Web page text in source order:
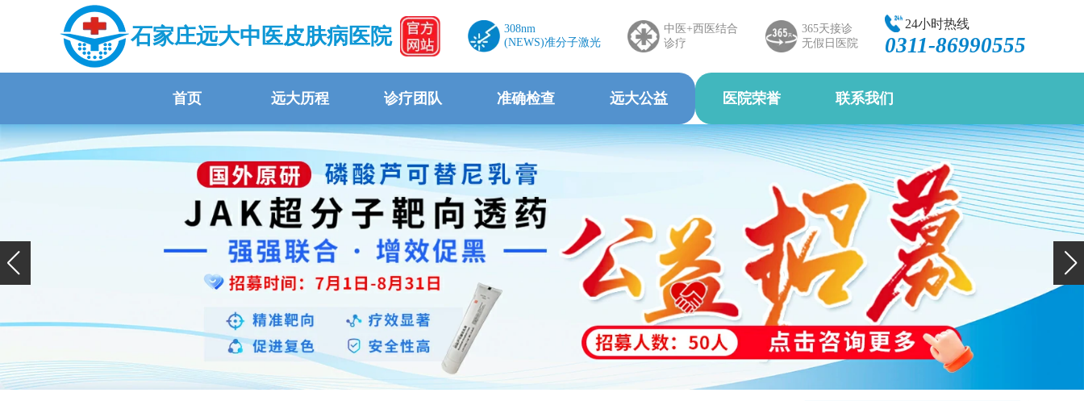
石家庄远大中医皮肤病医院
308nm
(NEWS)准分子激光
中医+西医结合
诊疗
365天接诊
无假日医院
24小时热线
0311-86990555
首页 远大历程 诊疗团队 准确检查 远大公益 医院荣誉 联系我们